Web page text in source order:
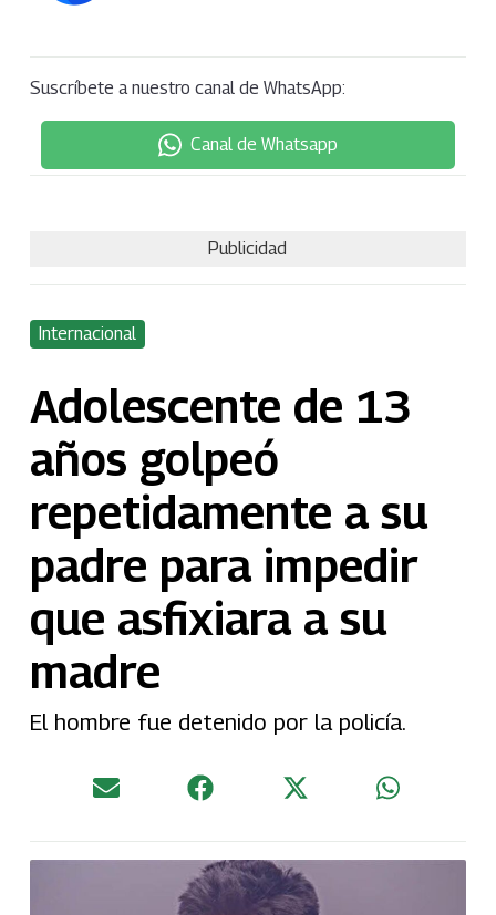
Suscríbete a nuestro canal de WhatsApp:
Canal de Whatsapp
Publicidad
Internacional
Adolescente de 13
años golpeó
repetidamente a su
padre para impedir
que asfixiara a su
madre
El hombre fue detenido por la policía.